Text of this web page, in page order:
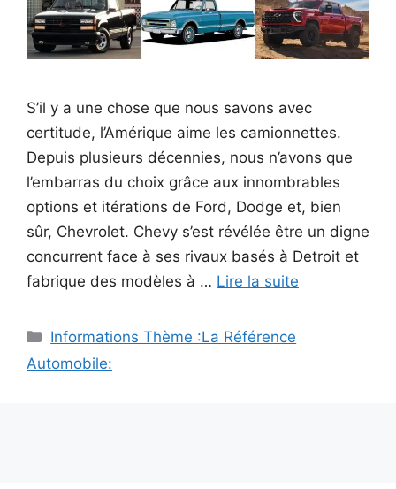
S’il y a une chose que nous savons avec
certitude, l’Amérique aime les camionnettes.
Depuis plusieurs décennies, nous n’avons que
l’embarras du choix grâce aux innombrables
options et itérations de Ford, Dodge et, bien
sûr, Chevrolet. Chevy s’est révélée être un digne
concurrent face à ses rivaux basés à Detroit et
fabrique des modèles à … Lire la suite
Catégories
Informations Thème :La Référence
Automobile: